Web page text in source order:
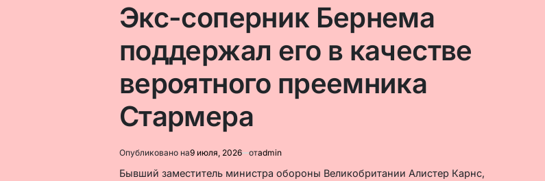
Экс-соперник Бернема
поддержал его в качестве
вероятного преемника
Стармера
Опубликовано на9 июля, 2026 отadmin
Бывший заместитель министра обороны Великобритании Алистер Карнс,